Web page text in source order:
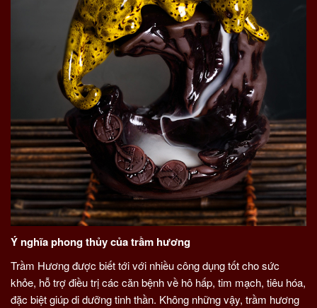
Ý nghĩa phong thủy của trầm hương
Trầm Hương được biết tới với nhiều công dụng tốt cho sức
khỏe, hỗ trợ điều trị các căn bệnh về hô hấp, tim mạch, tiêu hóa,
đặc biệt giúp di dưỡng tinh thần. Không những vậy, trầm hương